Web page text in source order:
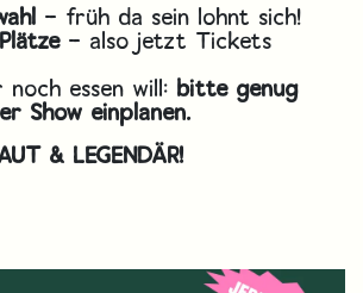
– früh da sein lohnt sich!
– also jetzt Tickets
essen will: bitte genug
Show einplanen.
& LEGENDÄR!